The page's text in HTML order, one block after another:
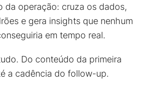
da operação: cruza os dados,
e gera insights que nenhum
em tempo real.
Do conteúdo da primeira
a cadência do follow-up.